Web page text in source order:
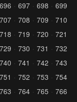
696 697 698
699
707 708 709
710
718 719 720
721
729 730 731
732
740 741 742
743
751 752 753
754
763 764 765
766